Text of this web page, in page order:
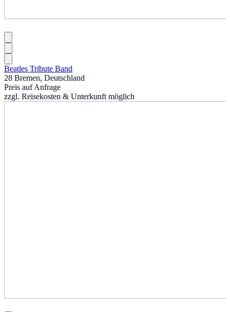
Beatles Tribute Band
28 Bremen, Deutschland
Preis auf Anfrage
zzgl. Reisekosten & Unterkunft möglich